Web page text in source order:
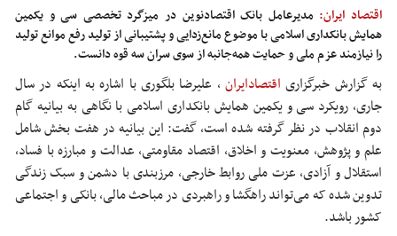
اقتصاد ایران: مدیرعامل بانک اقتصادنوین در میزگرد تخصصی سی و یکمین
همایش بانکداری اسلامی با موضوع مانع‌زدایی و پشتیبانی از تولید رفع موانع تولید
را نیازمند عزم ملی و حمایت همه‌جانبه از سوی سران سه قوه دانست.
به گزارش خبرگزاری اقتصادایران ، علیرضا بلگوری با اشاره به اینکه در سال
جاری، رویکرد سی و یکمین همایش بانکداری اسلامی با نگاهی به بیانیه گام
دوم انقلاب در نظر گرفته شده است، گفت: این بیانیه در هفت بخش شامل
علم و پژوهش، معنویت و اخلاق، اقتصاد مقاومتی، عدالت و مبارزه با فساد،
استقلال و آزادی، عزت ملی روابط خارجی، مرزبندی با دشمن و سبک زندگی
تدوین شده که می‌تواند راهگشا و راهبردی در مباحث مالی، بانکی و اجتماعی
کشور باشد.